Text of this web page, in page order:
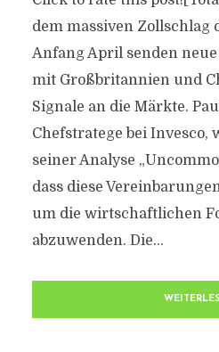
dem massiven Zollschlag
Anfang April senden
mit Großbritannien und
Signale an die Märkte.
Chefstratege bei Invesco,
seiner Analyse
dass diese
um die wirtschaftlichen
abzuwenden. Die...